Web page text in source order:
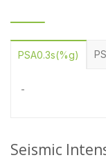
PSA0.3s(%g)
-
Seismic